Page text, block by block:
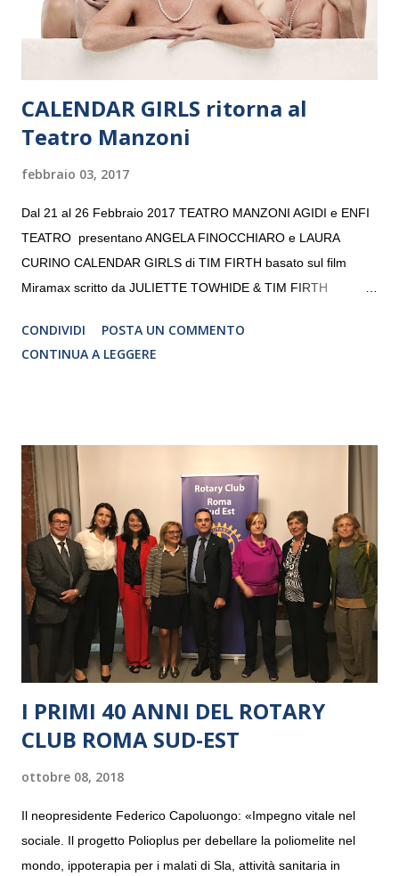
da un prestigioso consiglio di consulent...
CALENDAR GIRLS ritorna al
Teatro Manzoni
febbraio 03, 2017
Dal 21 al 26 Febbraio 2017 TEATRO MANZONI AGIDI e ENFI
TEATRO presentano ANGELA FINOCCHIARO e LAURA
CURINO CALENDAR GIRLS di TIM FIRTH basato sul film
Miramax scritto da JULIETTE TOWHIDE & TIM FIRTH
CRISTINA PEZZOLI
CONDIVIDI
POSTA UN COMMENTO
CONTINUA A LEGGERE
I PRIMI 40 ANNI DEL ROTARY
CLUB ROMA SUD-EST
ottobre 08, 2018
Il neopresidente Federico Capoluongo: «Impegno vitale nel
sociale. Il progetto Polioplus per debellare la poliomelite nel
mondo, ippoterapia per i malati di Sla, attività sanitaria in